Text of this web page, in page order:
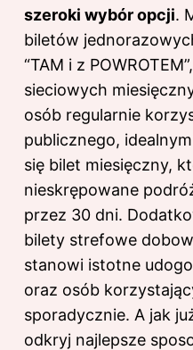
szeroki wybór opcji.
biletów
“TAM i z
sieciowych
osób regularnie
publicznego,
się bilet miesięczny,
nieskrępowane
przez 30 dni.
bilety strefowe
stanowi istotne
oraz osób
sporadycznie. A jak
odkryj najlepsze